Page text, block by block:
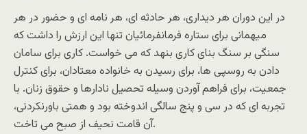
در این دوران هر دیداری، هر حادثه ای، هر نامه ای و حضور در هر
میهمانی برای ستاره فرمانفرمائیان تنها این ارزش را داشت که
سنگی بر سنگ بنای کاری بنهد که می خواست. کاری برای سامان
دادن به روسپی ها، برای رسیدن به خانواده معتادان، برای کنترل
جمعیت، برای فراهم آوردن وسیله تحصیل نادارها و حقوق زنان. با
تجربه ای که در سی و پنج سالگی اندوخته بود و همتی باورنکردنی،
آن قامت نحیف از صبح می تاخت.